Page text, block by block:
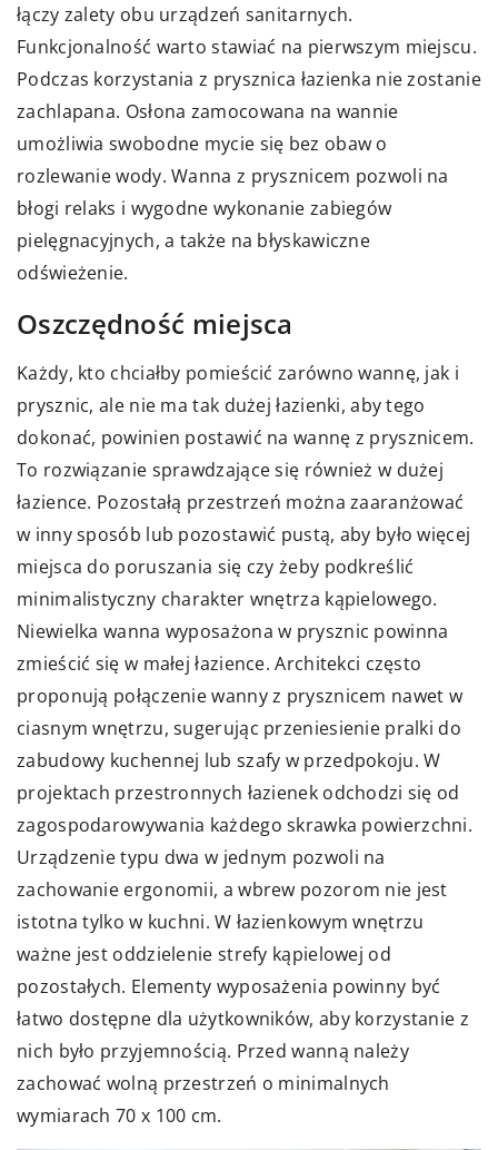
łączy zalety obu urządzeń sanitarnych.
Funkcjonalność warto stawiać na pierwszym miejscu.
Podczas korzystania z prysznica łazienka nie zostanie
zachlapana. Osłona zamocowana na wannie
umożliwia swobodne mycie się bez obaw o
rozlewanie wody. Wanna z prysznicem pozwoli na
błogi relaks i wygodne wykonanie zabiegów
pielęgnacyjnych, a także na błyskawiczne
odświeżenie.
Oszczędność miejsca
Każdy, kto chciałby pomieścić zarówno wannę, jak i
prysznic, ale nie ma tak dużej łazienki, aby tego
dokonać, powinien postawić na wannę z prysznicem.
To rozwiązanie sprawdzające się również w dużej
łazience. Pozostałą przestrzeń można zaaranżować
w inny sposób lub pozostawić pustą, aby było więcej
miejsca do poruszania się czy żeby podkreślić
minimalistyczny charakter wnętrza kąpielowego.
Niewielka wanna wyposażona w prysznic powinna
zmieścić się w małej łazience. Architekci często
proponują połączenie wanny z prysznicem nawet w
ciasnym wnętrzu, sugerując przeniesienie pralki do
zabudowy kuchennej lub szafy w przedpokoju. W
projektach przestronnych łazienek odchodzi się od
zagospodarowywania każdego skrawka powierzchni.
Urządzenie typu dwa w jednym pozwoli na
zachowanie ergonomii, a wbrew pozorom nie jest
istotna tylko w kuchni. W łazienkowym wnętrzu
ważne jest oddzielenie strefy kąpielowej od
pozostałych. Elementy wyposażenia powinny być
łatwo dostępne dla użytkowników, aby korzystanie z
nich było przyjemnością. Przed wanną należy
zachować wolną przestrzeń o minimalnych
wymiarach 70 x 100 cm.